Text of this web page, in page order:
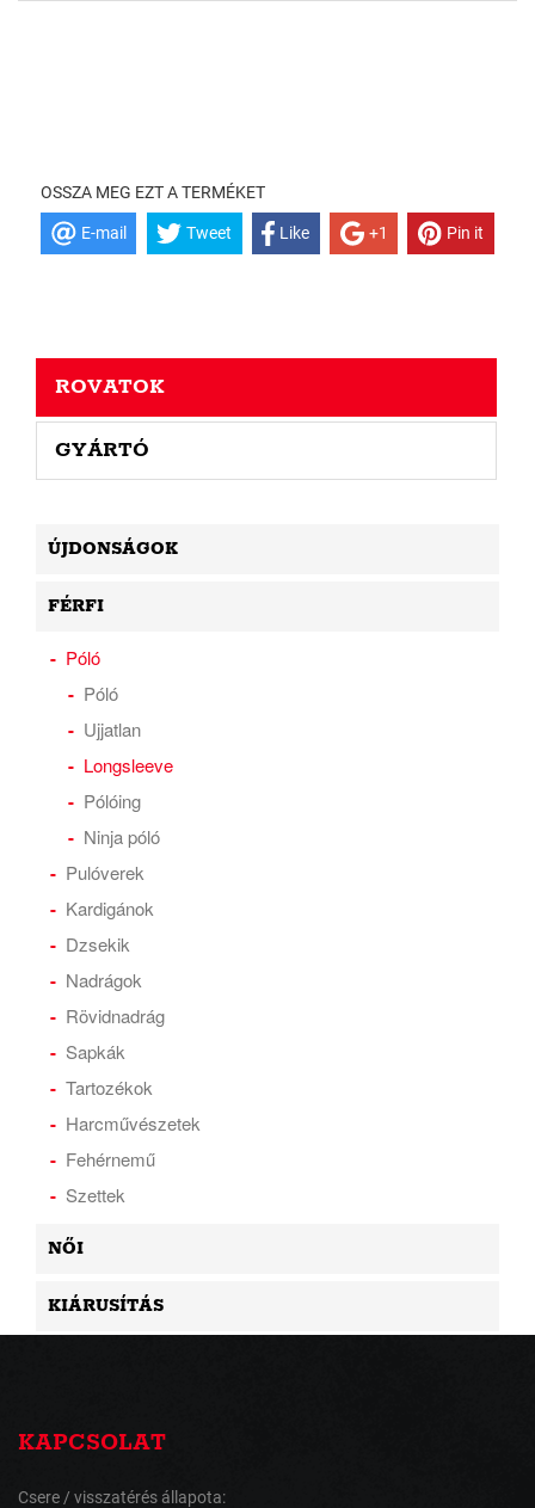
OSSZA MEG EZT A TERMÉKET
E-mail Tweet Like +1 Pin it
ROVATOK
GYÁRTÓ
ÚJDONSÁGOK
FÉRFI
Póló
Póló
Ujjatlan
Longsleeve
Pólóing
Ninja póló
Pulóverek
Kardigánok
Dzsekik
Nadrágok
Rövidnadrág
Sapkák
Tartozékok
Harcművészetek
Fehérnemű
Szettek
NŐI
KIÁRUSÍTÁS
KAPCSOLAT
Csere / visszatérés állapota: